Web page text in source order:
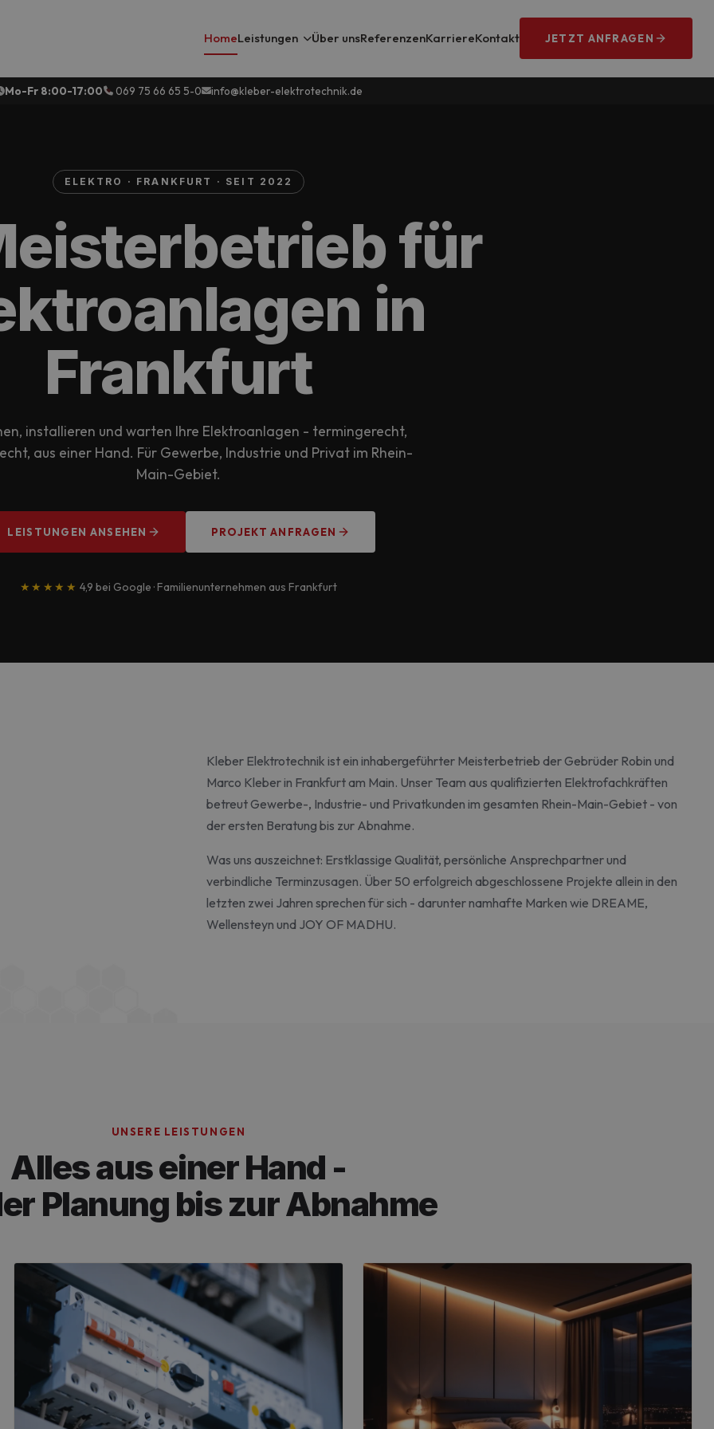
HomeLeistungen Über unsReferenzenKarriereKontakt JETZT ANFRAGEN
Mo-Fr 8:00-17:00 069 75 66 65 5-0 info@kleber-elektrotechnik.de
ELEKTRO · FRANKFURT · SEIT 2022
für
in
Frankfurt
installieren und warten Ihre Elektroanlagen - termingerecht,
aus einer Hand. Für Gewerbe, Industrie und Privat im Rhein-
Main-Gebiet.
LEISTUNGEN ANSEHEN PROJEKT ANFRAGEN
★★★★★ 4,9 bei Google · Familienunternehmen aus Frankfurt
Kleber Elektrotechnik ist ein inhabergeführter Meisterbetrieb der Gebrüder Robin und
Marco Kleber in Frankfurt am Main. Unser Team aus qualifizierten Elektrofachkräften
betreut Gewerbe-, Industrie- und Privatkunden im gesamten Rhein-Main-Gebiet - von
der ersten Beratung bis zur Abnahme.
Was uns auszeichnet: Erstklassige Qualität, persönliche Ansprechpartner und
verbindliche Terminzusagen. Über 50 erfolgreich abgeschlossene Projekte allein in den
letzten zwei Jahren sprechen für sich - darunter namhafte Marken wie DREAME,
Wellensteyn und JOY OF MADHU.
UNSERE LEISTUNGEN
Alles aus einer Hand -
Planung bis zur Abnahme